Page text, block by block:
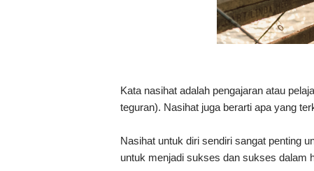
Kata nasihat adalah pengajaran atau
teguran). Nasihat juga berarti apa yang
Nasihat untuk diri sendiri sangat penting
untuk menjadi sukses dan sukses dalam